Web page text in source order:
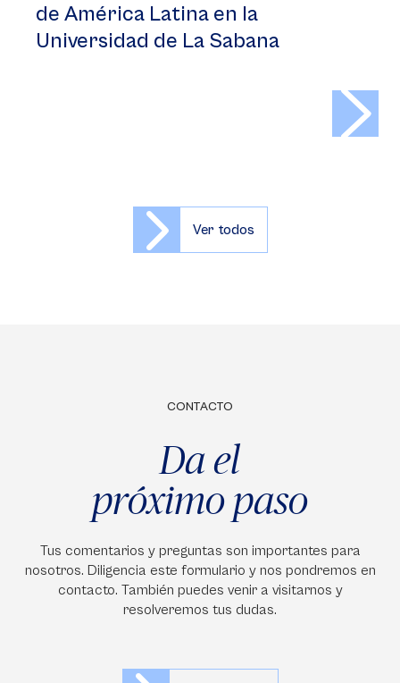
de América Latina en la
Universidad de La Sabana
Ver todos
CONTACTO
Da el
próximo paso
Tus comentarios y preguntas son importantes para
nosotros. Diligencia este formulario y nos pondremos en
contacto. También puedes venir a visitarnos y
resolveremos tus dudas.